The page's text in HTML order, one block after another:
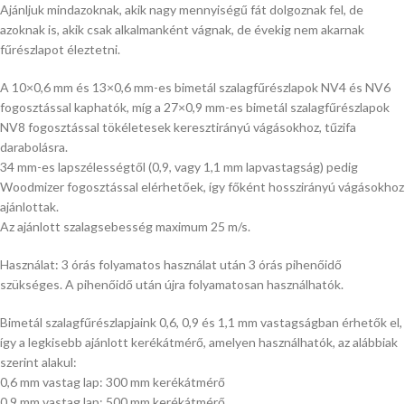
Ajánljuk mindazoknak, akik nagy mennyiségű fát dolgoznak fel, de
azoknak is, akik csak alkalmanként vágnak, de évekig nem akarnak
fűrészlapot éleztetni.
A 10×0,6 mm és 13×0,6 mm-es bimetál szalagfűrészlapok NV4 és NV6
fogosztással kaphatók, míg a 27×0,9 mm-es bimetál szalagfűrészlapok
NV8 fogosztással tökéletesek keresztirányú vágásokhoz, tűzifa
darabolásra.
34 mm-es lapszélességtől (0,9, vagy 1,1 mm lapvastagság) pedig
Woodmizer fogosztással elérhetőek, így főként hosszirányú vágásokhoz
ajánlottak.
Az ajánlott szalagsebesség maximum 25 m/s.
Használat: 3 órás folyamatos használat után 3 órás pihenőidő
szükséges. A pihenőidő után újra folyamatosan használhatók.
Bimetál szalagfűrészlapjaink 0,6, 0,9 és 1,1 mm vastagságban érhetők el,
így a legkisebb ajánlott kerékátmérő, amelyen használhatók, az alábbiak
szerint alakul:
0,6 mm vastag lap: 300 mm kerékátmérő